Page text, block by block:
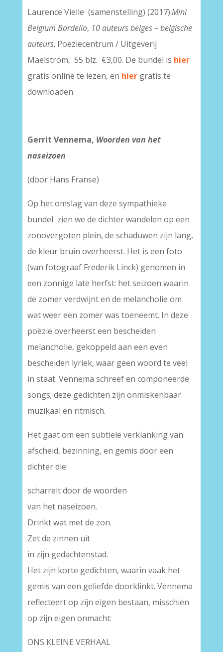
Laurence Vielle (samenstelling) (2017).Mini
Belgium Bordelio, 10 auteurs belges – belgische
auteurs. Poëziecentrum / Uitgeverij
Maelström, 55 blz. €3,00. De bundel is hier
gratis online te lezen, en hiergratis te
downloaden.
Gerrit Vennema, Woorden van het
naseizoen
(door Hans Franse)
Op het omslag van deze sympathieke
bundel zien we de dichter wandelen op een
zonovergoten plein, de schaduwen zijn lang,
de kleur bruin overheerst. Het is een foto
(van fotograaf Frederik Linck) genomen in
een zonnige late herfst: het seizoen waarin
de zomer verdwijnt en de melancholie om
wat weer een zomer was toeneemt. In deze
poëzie overheerst een bescheiden
melancholie, gekoppeld aan een even
bescheiden lyriek, waar geen woord te veel
in staat. Vennema schreef en componeerde
songs; deze gedichten zijn onmiskenbaar
muzikaal en ritmisch.
Het gaat om een subtiele verklanking van
afscheid, bezinning, en gemis door een
dichter die:
scharrelt door de woorden
van het naseizoen.
Drinkt wat met de zon.
Zet de zinnen uit
in zijn gedachtenstad.
Het zijn korte gedichten, waarin vaak het
gemis van een geliefde doorklinkt. Vennema
reflecteert op zijn eigen bestaan, misschien
op zijn eigen onmacht:
ONS KLEINE VERHAAL